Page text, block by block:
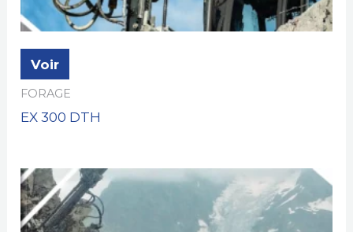
Voir
FORAGE
EX 300 DTH